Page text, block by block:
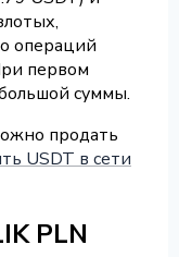
операций
первом
суммы.
продать
USDT в сети
PLN